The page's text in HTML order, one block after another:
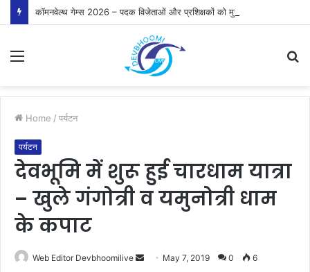
Menu
Home / पर्यटन
पर्यटन
देवभूमि में शुरू हुई चारधाम यात्रा
– खुले गंगोत्री व यमुनोत्री धाम
के कपाट
Web Editor Devbhoomilive
Send May 7, 2019 0 6